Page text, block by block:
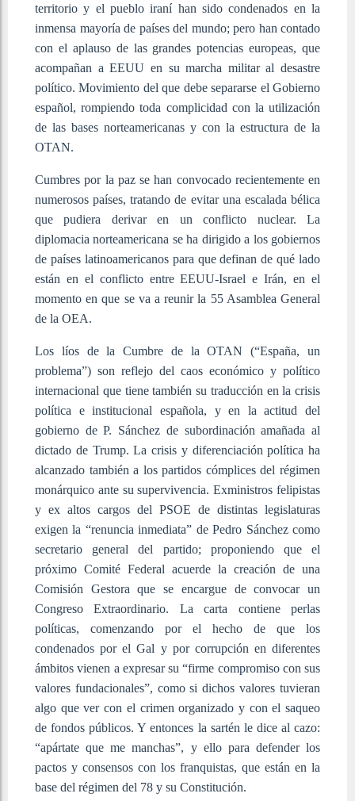
territorio y el pueblo iraní han sido condenados en la
inmensa mayoría de países del mundo; pero han contado
con el aplauso de las grandes potencias europeas, que
acompañan a EEUU en su marcha militar al desastre
político. Movimiento del que debe separarse el Gobierno
español, rompiendo toda complicidad con la utilización
de las bases norteamericanas y con la estructura de la
OTAN.
Cumbres por la paz se han convocado recientemente en
numerosos países, tratando de evitar una escalada bélica
que pudiera derivar en un conflicto nuclear. La
diplomacia norteamericana se ha dirigido a los gobiernos
de países latinoamericanos para que definan de qué lado
están en el conflicto entre EEUU-Israel e Irán, en el
momento en que se va a reunir la 55 Asamblea General
de la OEA.
Los líos de la Cumbre de la OTAN (“España, un
problema”) son reflejo del caos económico y político
internacional que tiene también su traducción en la crisis
política e institucional española, y en la actitud del
gobierno de P. Sánchez de subordinación amañada al
dictado de Trump. La crisis y diferenciación política ha
alcanzado también a los partidos cómplices del régimen
monárquico ante su supervivencia. Exministros felipistas
y ex altos cargos del PSOE de distintas legislaturas
exigen la “renuncia inmediata” de Pedro Sánchez como
secretario general del partido; proponiendo que el
próximo Comité Federal acuerde la creación de una
Comisión Gestora que se encargue de convocar un
Congreso Extraordinario. La carta contiene perlas
políticas, comenzando por el hecho de que los
condenados por el Gal y por corrupción en diferentes
ámbitos vienen a expresar su “firme compromiso con sus
valores fundacionales”, como si dichos valores tuvieran
algo que ver con el crimen organizado y con el saqueo
de fondos públicos. Y entonces la sartén le dice al cazo:
“apártate que me manchas”, y ello para defender los
pactos y consensos con los franquistas, que están en la
base del régimen del 78 y su Constitución.